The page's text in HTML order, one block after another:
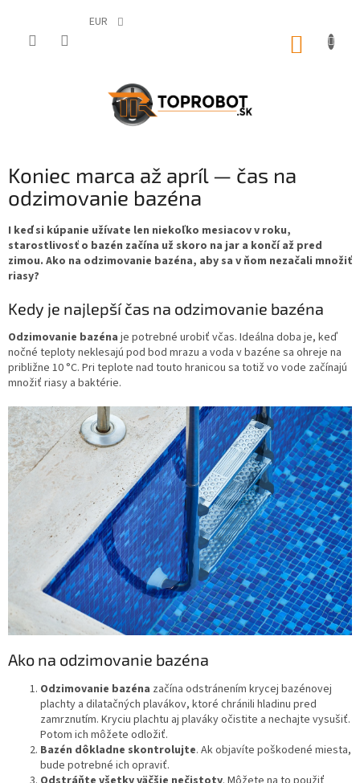
EUR
Koniec marca až apríl — čas na
odzimovanie bazéna
I keď si kúpanie užívate len niekoľko mesiacov v roku,
starostlivosť o bazén začína už skoro na jar a končí až pred
zimou. Ako na odzimovanie bazéna, aby sa v ňom nezačali množiť
riasy?
Kedy je najlepší čas na odzimovanie bazéna
Odzimovanie bazéna je potrebné urobiť včas. Ideálna doba je, keď
nočné teploty neklesajú pod bod mrazu a voda v bazéne sa ohreje na
približne 10 °C. Pri teplote nad touto hranicou sa totiž vo vode začínajú
množiť riasy a baktérie.
Ako na odzimovanie bazéna
Odzimovanie bazéna začína odstránením krycej bazénovej
plachty a dilatačných plavákov, ktoré chránili hladinu pred
zamrznutím. Kryciu plachtu aj plaváky očistite a nechajte vysušiť.
Potom ich môžete odložiť.
Bazén dôkladne skontrolujte. Ak objavíte poškodené miesta,
bude potrebné ich opraviť.